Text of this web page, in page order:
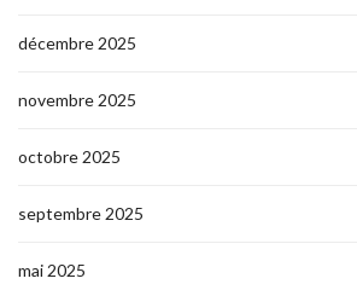
décembre 2025
novembre 2025
octobre 2025
septembre 2025
mai 2025